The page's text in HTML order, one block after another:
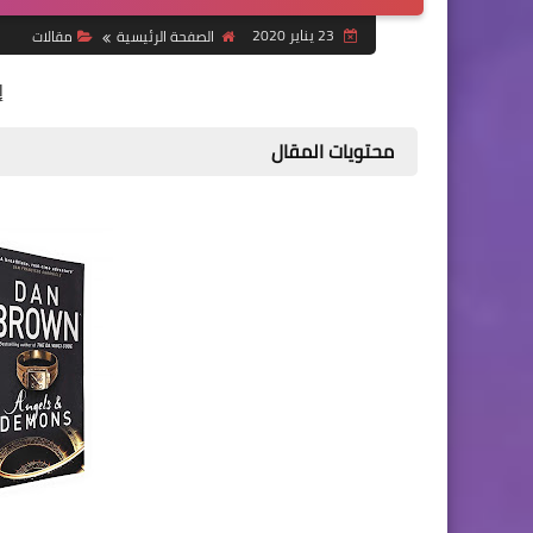
الصفحة الرئيسية مقالات
محتويات المقال